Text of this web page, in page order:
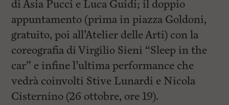
di Asia Pucci e Luca Guidi; il doppio
appuntamento (prima in piazza Goldoni,
gratuito, poi all’Atelier delle Arti) con la
coreografia di Virgilio Sieni “Sleep in the
car” e infine l’ultima performance che
vedrà coinvolti Stive Lunardi e Nicola
Cisternino (26 ottobre, ore 19).